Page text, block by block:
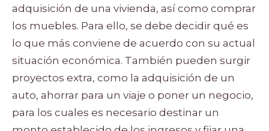
adquisición de una vivienda, así como comprar
los muebles. Para ello, se debe decidir qué es
lo que más conviene de acuerdo con su actual
situación económica. También pueden surgir
proyectos extra, como la adquisición de un
auto, ahorrar para un viaje o poner un negocio,
para los cuales es necesario destinar un